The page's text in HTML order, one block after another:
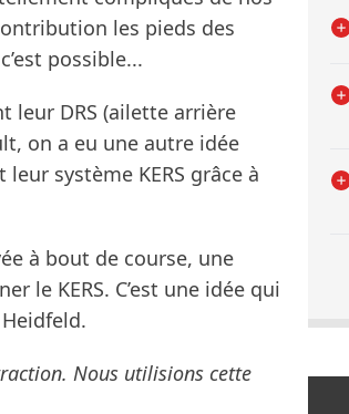
les pieds des
possible...
leur DRS (ailette arrière
on a eu une autre idée
système KERS grâce à
à bout de course, une
le KERS. C’est une idée qui
Nous utilisions cette